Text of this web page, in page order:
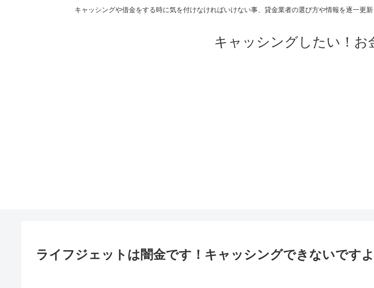
キャッシングや借金をする時に気を付けなければいけない事、貸金業者の選び方や情報を逐一更
キャッシングしたい！お
ライフジェットは闇金です！キャッシングできないですよ